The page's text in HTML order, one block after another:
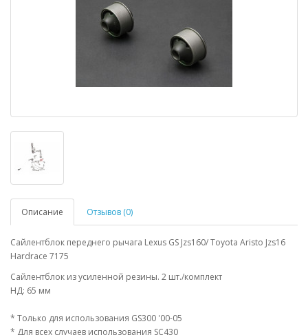
Описание Отзывов (0)
Сайлентблок переднего рычага Lexus GS Jzs160/ Toyota Aristo Jzs16
Hardrace 7175
Сайлентблок из усиленной резины. 2 шт./комплект
НД: 65 мм
* Только для использования GS300 '00-05
* Для всех случаев использования SC430